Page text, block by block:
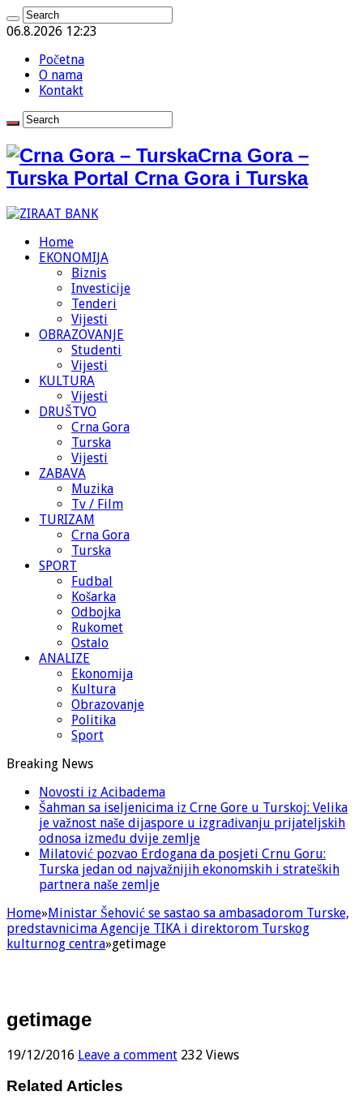
06.8.2026 12:23
Početna
O nama
Kontakt
Crna Gora –
Turska Portal Crna Gora i Turska
Home
EKONOMIJA
Biznis
Investicije
Tenderi
Vijesti
OBRAZOVANJE
Studenti
Vijesti
KULTURA
Vijesti
DRUŠTVO
Crna Gora
Turska
Vijesti
ZABAVA
Muzika
Tv / Film
TURIZAM
Crna Gora
Turska
SPORT
Fudbal
Košarka
Odbojka
Rukomet
Ostalo
ANALIZE
Ekonomija
Kultura
Obrazovanje
Politika
Sport
Breaking News
Novosti iz Acibadema
Šahman sa iseljenicima iz Crne Gore u Turskoj: Velika
je važnost naše dijaspore u izgrađivanju prijateljskih
odnosa između dvije zemlje
Milatović pozvao Erdogana da posjeti Crnu Goru:
Turska jedan od najvažnijih ekonomskih i strateških
partnera naše zemlje
Home»Ministar Šehović se sastao sa ambasadorom Turske,
predstavnicima Agencije TIKA i direktorom Turskog
kulturnog centra»getimage
getimage
19/12/2016 Leave a comment 232 Views
Related Articles